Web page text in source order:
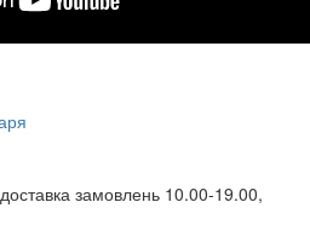
замовлень 10.00-19.00,